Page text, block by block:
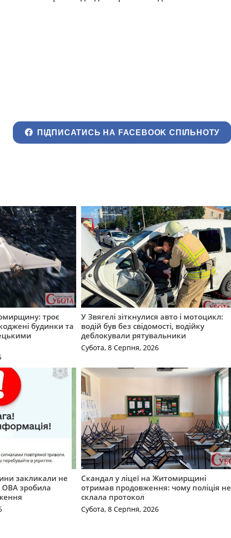
ПІДПИСАТИСЬ НА FACEBOOK СПІЛЬНОТУ
троє
будинки та
У Звягелі зіткнулися авто і мотоцикл:
водій був без свідомості, водійку
деблокували рятувальники
Субота, 8 Серпня, 2026
закликали не
ОВА зробила
Скандал у ліцеї на Житомирщині
отримав продовження: чому поліція не
склала протокол
Субота, 8 Серпня, 2026